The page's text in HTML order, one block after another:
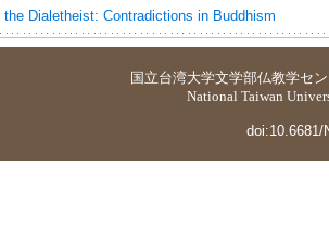
Dialetheist: Contradictions in Buddhism
国立台湾大学文学部仏教学セ
National Taiwan
doi:10.6681/